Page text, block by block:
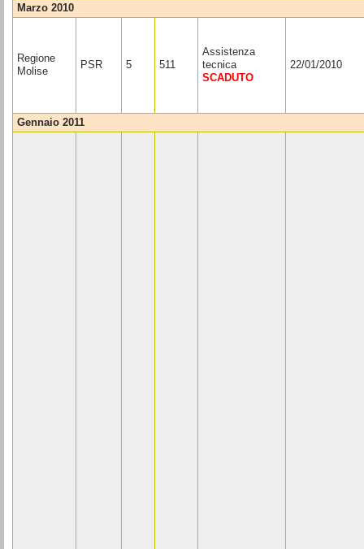
marzo 2010
Regione
Molise
PSR 5 511
Assistenza
tecnica
SCADUTO
22/01/2010
gennaio 2011